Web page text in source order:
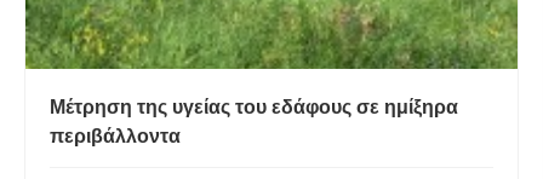
Μέτρηση της υγείας του εδάφους σε ημίξηρα
περιβάλλοντα